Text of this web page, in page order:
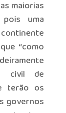
maiorias
pois uma
“como
civil de
terão os
governos